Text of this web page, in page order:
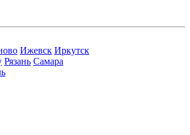
Ижевск Иркутск
Рязань Самара